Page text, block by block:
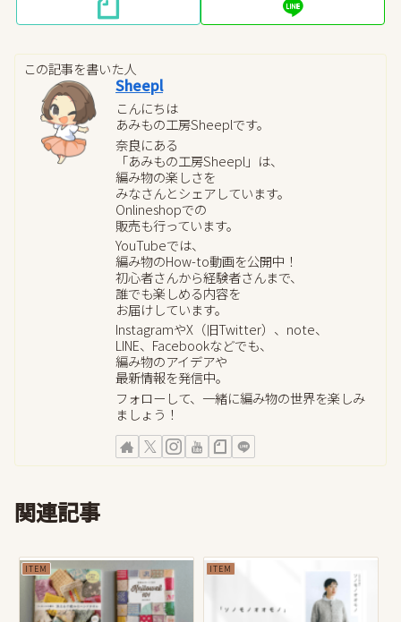
この記事を書いた人
Sheepl
こんにちは
あみもの工房Sheeplです。
奈良にある
「あみもの工房Sheepl」は、
編み物の楽しさを
みなさんとシェアしています。
Onlineshopでの
販売も行っています。
YouTubeでは、
編み物のHow-to動画を公開中！
初心者さんから経験者さんまで、
誰でも楽しめる内容を
お届けしています。
InstagramやX（旧Twitter）、note、
LINE、Facebookなどでも、
編み物のアイデアや
最新情報を発信中。
フォローして、一緒に編み物の世界を楽しみ
ましょう！
関連記事
ITEM ITEM